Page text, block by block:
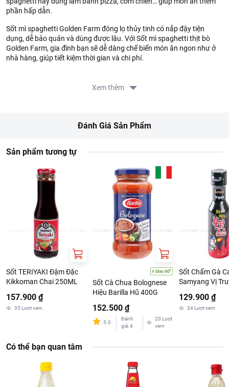
phần hấp dẫn.
Sốt mì spaghetti Golden Farm đóng lọ thủy tinh có nắp đậy tiện
dụng, dễ bảo quản và dùng được lâu. Với Sốt mì spaghetti thịt bò
Golden Farm, gia đình bạn sẽ dễ dàng chế biến món ăn ngon như ở
nhà hàng, giúp tiết kiệm thời gian và chi phí.
Xem thêm
Đánh Giá Sản Phẩm
Sản phẩm tương tự
Sốt TERIYAKI Đậm Đặc
Kikkoman Chai 250ML
157.900 ₫
35Lượt xem
Sốt Cà Chua Bolognese
Hiệu Barilla Hũ 400G
152.500 ₫
5.0
Đánh
giá:4
20 Lượt
xem
Sốt Chấm Gà
Samyang Vị
129.900 ₫
34Lượt xem
Có thể bạn quan tâm